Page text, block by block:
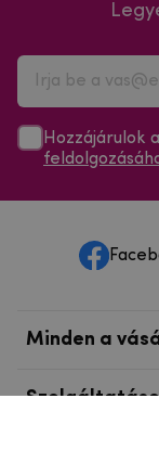
Hozzájárulok a
Minden a